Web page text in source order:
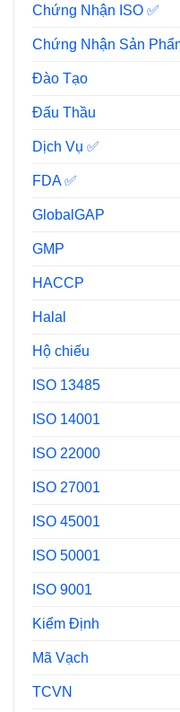
Chứng Nhận ISO ✅
Chứng Nhận Sản
Đào Tạo
Đấu Thầu
Dịch Vụ ✅
FDA ✅
GlobalGAP
GMP
HACCP
Halal
Hộ chiếu
ISO 13485
ISO 14001
ISO 22000
ISO 27001
ISO 45001
ISO 50001
ISO 9001
Kiểm Định
Mã Vạch
TCVN